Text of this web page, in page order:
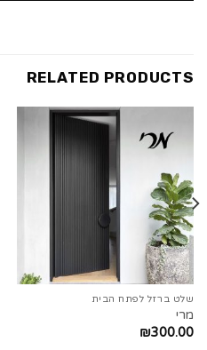
RELATED PRODUCTS
שלט ברזל לפתח הבית
מרי
₪300.00